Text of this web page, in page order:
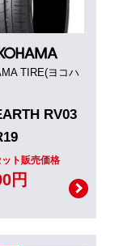
TIRE(ヨコハ
RV03
ト販売価格
円